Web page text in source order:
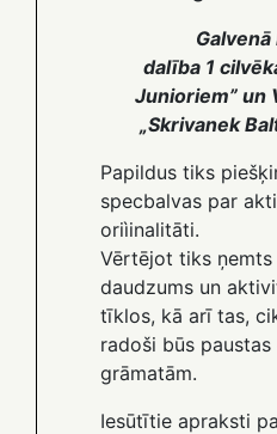
Galvenā
dalība 1
Junioriem” un
„Skrivanek
Papildus tiks
specbalvas par
oriìinalitāti.
Vērtējot tiks ņemts
daudzums un
tīklos, kā arī tas,
radoši būs
grāmatām.
Iesūtītie apraksti